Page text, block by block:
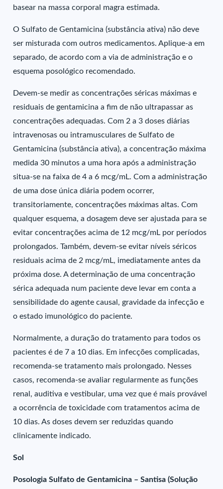
basear na massa corporal magra estimada.
O Sulfato de Gentamicina (substância ativa) não deve
ser misturada com outros medicamentos. Aplique-a em
separado, de acordo com a via de administração e o
esquema posológico recomendado.
Devem-se medir as concentrações séricas máximas e
residuais de gentamicina a fim de não ultrapassar as
concentrações adequadas. Com 2 a 3 doses diárias
intravenosas ou intramusculares de Sulfato de
Gentamicina (substância ativa), a concentração máxima
medida 30 minutos a uma hora após a administração
situa-se na faixa de 4 a 6 mcg/mL. Com a administração
de uma dose única diária podem ocorrer,
transitoriamente, concentrações máximas altas. Com
qualquer esquema, a dosagem deve ser ajustada para se
evitar concentrações acima de 12 mcg/mL por períodos
prolongados. Também, devem-se evitar níveis séricos
residuais acima de 2 mcg/mL, imediatamente antes da
próxima dose. A determinação de uma concentração
sérica adequada num paciente deve levar em conta a
sensibilidade do agente causal, gravidade da infecção e
o estado imunológico do paciente.
Normalmente, a duração do tratamento para todos os
pacientes é de 7 a 10 dias. Em infecções complicadas,
recomenda-se tratamento mais prolongado. Nesses
casos, recomenda-se avaliar regularmente as funções
renal, auditiva e vestibular, uma vez que é mais provável
a ocorrência de toxicidade com tratamentos acima de
10 dias. As doses devem ser reduzidas quando
clinicamente indicado.
Sol
Posologia Sulfato de Gentamicina – Santisa (Solução